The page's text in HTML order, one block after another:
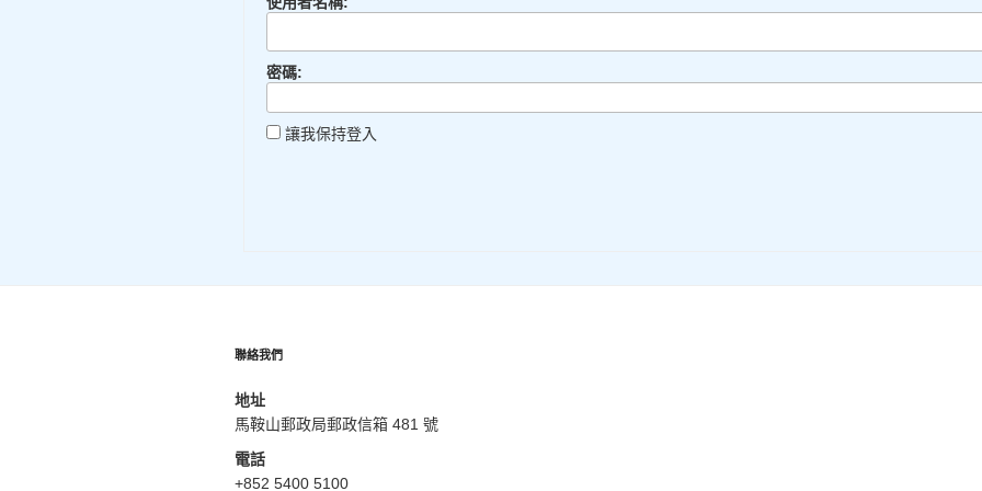
密碼:
讓我保持登入
聯絡我們
地址
馬鞍山郵政局郵政信箱 481 號
電話
+852 5400 5100